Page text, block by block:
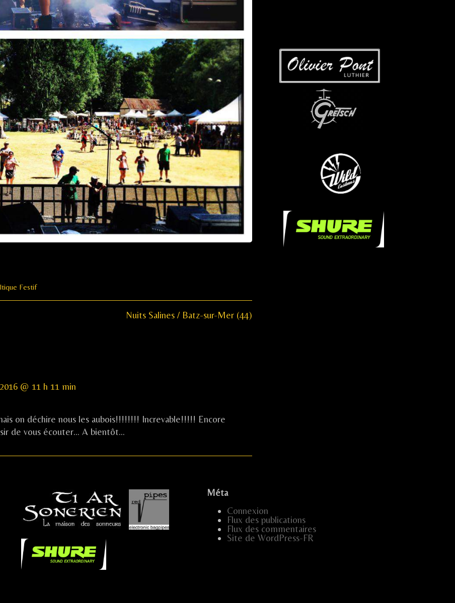
Festif
Next
Nuits Salines / Batz-sur-Mer (44)
@ 11 h 11 min
on déchire nous les aubois!!!!!!!! Increvable!!!!! Encore
de vous écouter… A bientôt…
Méta
Connexion
Flux des publications
Flux des commentaires
Site de WordPress-FR